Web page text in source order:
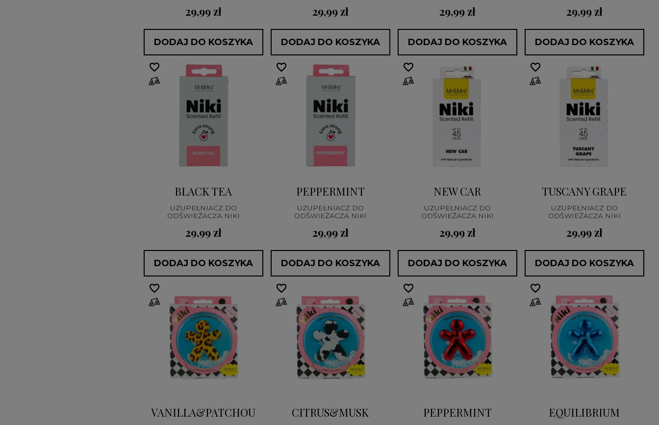
29,99 zł
DODAJ DO KOSZYKA
29,99 zł
DODAJ DO KOSZYKA
29,99 zł
DODAJ DO KOSZYKA
29,99 zł
DODAJ DO KOSZYKA
BLACK TEA
UZUPEŁNIACZ DO
ODŚWIEŻACZA NIKI
29,99 zł
DODAJ DO KOSZYKA
favorite_border
favorite_border
PEPPERMINT
UZUPEŁNIACZ DO
ODŚWIEŻACZA NIKI
29,99 zł
DODAJ DO KOSZYKA
favorite_border
favorite_border
NEW CAR
UZUPEŁNIACZ DO
ODŚWIEŻACZA NIKI
29,99 zł
DODAJ DO KOSZYKA
favorite_border
favorite_border
TUSCANY GRAPE
UZUPEŁNIACZ DO
ODŚWIEŻACZA NIKI
29,99 zł
DODAJ DO KOSZYKA
favorite_border
favorite_border
VANILLA&PATCHOULI
favorite_border
favorite_border
CITRUS&MUSK
favorite_border
favorite_border
PEPPERMINT
favorite_border
favorite_border
EQUILIBRIUM
favorite_border
favorite_border